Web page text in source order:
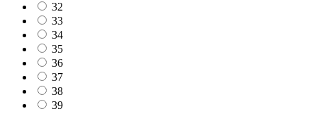
32
33
34
35
36
37
38
39